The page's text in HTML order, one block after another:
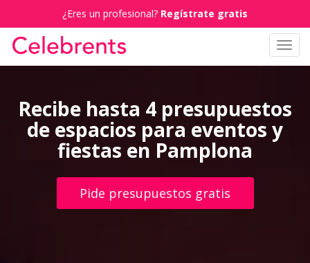
¿Eres un profesional? Regístrate gratis
Recibe hasta 4 presupuestos
de espacios para eventos y
fiestas en Pamplona
Pide presupuestos gratis